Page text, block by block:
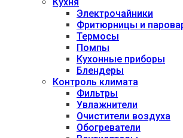
Электрочайники
Фритюрницы и
Термосы
Помпы
Кухонные приборы
Блендеры
Контроль климата
Фильтры
Увлажнители
Очистители воздуха
Обогреватели